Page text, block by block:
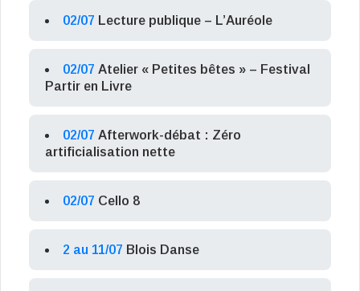
02/07 Lecture publique – L’Auréole
02/07 Atelier « Petites bêtes » – Festival
Partir en Livre
02/07 Afterwork-débat : Zéro
artificialisation nette
02/07 Cello 8
2 au 11/07 Blois Danse